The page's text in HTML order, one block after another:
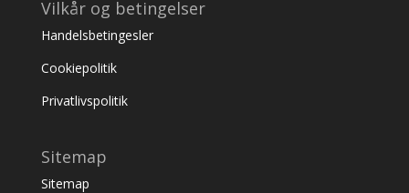
Vilkår og betingelser
Handelsbetingesler
Cookiepolitik
Privatlivspolitik
Sitemap
Sitemap